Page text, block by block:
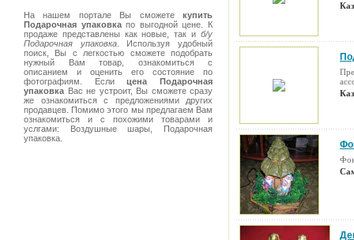
На нашем портале Вы сможете купить
Подарочная упаковкапо выгодной цене. К
продаже представлены как новые, так и б/у
Подарочная упаковка. Используя удобный
поиск, Вы с легкостью сможете подобрать
нужный Вам товар, ознакомиться с
описанием и оценить его состояние по
фотографиям. Еслицена Подарочная
упаковка Вас не устроит, Вы сможете сразу
же ознакомиться с предложениями других
продавцев. Помимо этого мы предлагаем Вам
ознакомиться и с похожими товарами и
услгами: Воздушные шары, Подарочная
упаковка.